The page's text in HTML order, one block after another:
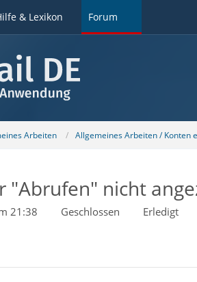
& Lexikon Forum
Arbeiten Allgemeines Arbeiten / Konten
"Abrufen" nicht
21:38 Geschlossen Erledigt